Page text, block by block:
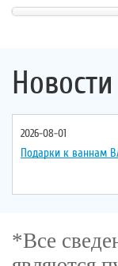
2026-08-01
Подарки к ваннам
*Все